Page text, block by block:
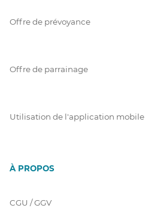
Offre de prévoyance
Offre de parrainage
Utilisation de l'application mobile
À PROPOS
CGU / GGV